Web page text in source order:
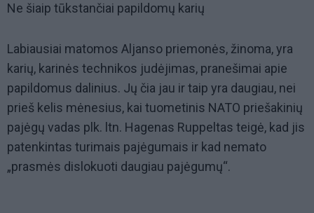
Ne šiaip tūkstančiai papildomų karių
Labiausiai matomos Aljanso priemonės, žinoma, yra
karių, karinės technikos judėjimas, pranešimai apie
papildomus dalinius. Jų čia jau ir taip yra daugiau, nei
prieš kelis mėnesius, kai tuometinis NATO priešakinių
pajėgų vadas plk. ltn. Hagenas Ruppeltas teigė, kad jis
patenkintas turimais pajėgumais ir kad nemato
„prasmės dislokuoti daugiau pajėgumų“.